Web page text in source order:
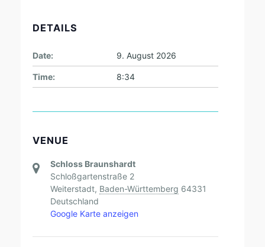
DETAILS
Date: 9. August 2026
Time: 8:34
VENUE
Schloss Braunshardt
Schloßgartenstraße 2
Weiterstadt, Baden-Württemberg 64331
Deutschland
Google Karte anzeigen